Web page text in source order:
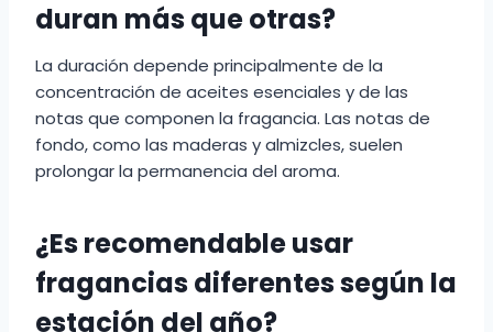
duran más que otras?
La duración depende principalmente de la
concentración de aceites esenciales y de las
notas que componen la fragancia. Las notas de
fondo, como las maderas y almizcles, suelen
prolongar la permanencia del aroma.
¿Es recomendable usar
fragancias diferentes según la
estación del año?